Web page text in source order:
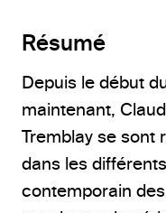
Résumé
Depuis le début
maintenant,
Tremblay se sont
dans les
contemporain